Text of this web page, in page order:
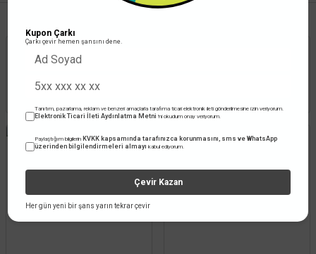
Stoktakiler
Kupon Çarkı
Çarkı çevir hemen şansını dene.
Tanıtım, pazarlama, reklam ve benzeri amaçlarla tarafıma ticari elektronik ileti gönderilmesine izin veriyorum.
Elektronik Ticari İleti Aydınlatma Metni 'ni okudum onay veriyorum.
Paylaştığım bilgilerin KVKK kapsamında tarafınızca korunmasını, sms ve WhatsApp
üzerinden bilgilendirmeleri almayı kabul ediyorum.
Çevir Kazan
Her gün yeni bir şans yarın tekrar çevir